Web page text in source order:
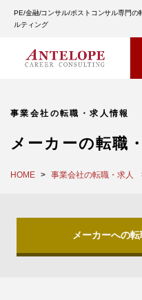
PE/金融/コンサル/ポストコンサル専門
ルティング
事業会社の転職・求人情報
メーカーの転職
HOME 事業会社の転職・求人
メーカーへの